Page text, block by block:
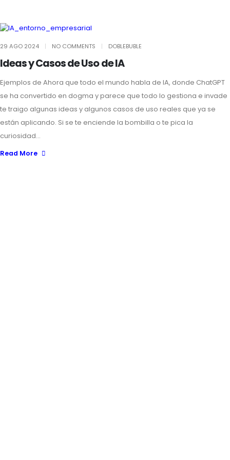
29 AGO 2024 NO COMMENTS DOBLEBUBLE
Ideas y Casos de Uso de IA
Ejemplos de Ahora que todo el mundo habla de IA, donde ChatGPT
se ha convertido en dogma y parece que todo lo gestiona e invade
te traigo algunas ideas y algunos casos de uso reales que ya se
están aplicando. Si se te enciende la bombilla o te pica la
curiosidad...
Read More